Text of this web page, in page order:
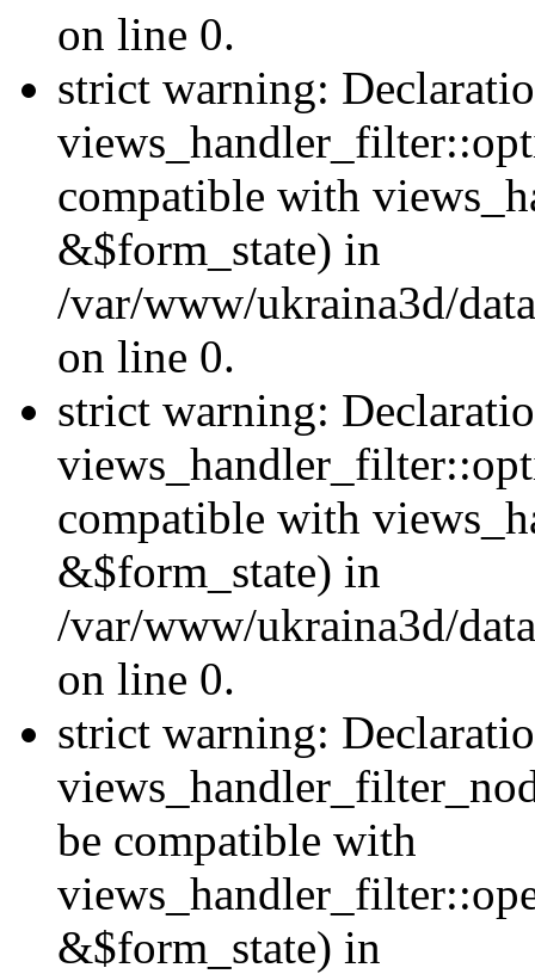
on line 0.
strict warning:
compatible with
&$form_state) in
/var/www/ukraina3d/
on line 0.
strict warning:
compatible with
&$form_state) in
/var/www/ukraina3d/
on line 0.
strict warning:
be compatible with
&$form_state) in